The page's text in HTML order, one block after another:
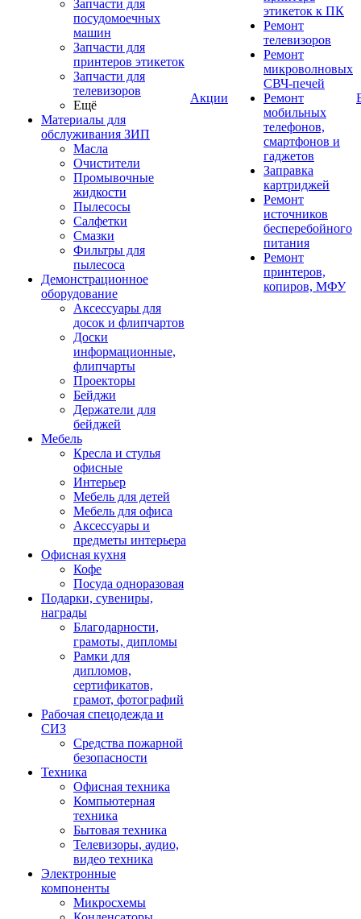
Запчасти для
посудомоечных
машин
Запчасти для
принтеров этикеток
Запчасти для
телевизоров
Ещё
Материалы для
обслуживания ЗИП
Масла
Очистители
Промывочные
жидкости
Пылесосы
Салфетки
Смазки
Фильтры для
пылесоса
Демонстрационное
оборудование
Аксессуары для
досок и флипчартов
Доски
информационные,
флипчарты
Проекторы
Бейджи
Держатели для
бейджей
Мебель
Кресла и стулья
офисные
Интерьер
Мебель для детей
Мебель для офиса
Аксессуары и
предметы интерьера
Офисная кухня
Кофе
Посуда одноразовая
Подарки, сувениры,
награды
Благодарности,
грамоты, дипломы
Рамки для
дипломов,
сертификатов,
грамот, фотографий
Рабочая спецодежда и
СИЗ
Средства пожарной
безопасности
Техника
Офисная техника
Компьютерная
техника
Бытовая техника
Телевизоры, аудио,
видео техника
Электронные
компоненты
Микросхемы
Акции
этикеток к ПК
Ремонт
телевизоров
Ремонт
микроволновых
СВЧ-печей
Ремонт
мобильных
телефонов,
смартфонов и
гаджетов
Заправка
картриджей
Ремонт
источников
бесперебойного
питания
Ремонт
принтеров,
копиров, МФУ